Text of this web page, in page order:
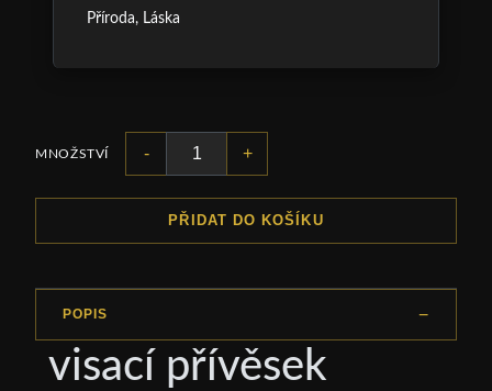
Příroda, Láska
MNOŽSTVÍ - +
PŘIDAT DO KOŠÍKU
POPIS
visací přívěsek